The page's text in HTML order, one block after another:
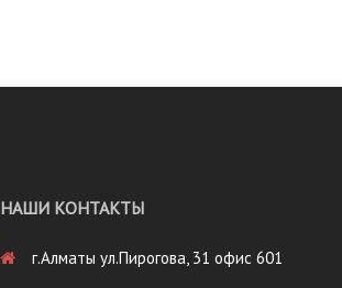
НАШИ КОНТАКТЫ
г.Алматы ул.Пирогова, 31 офис 601